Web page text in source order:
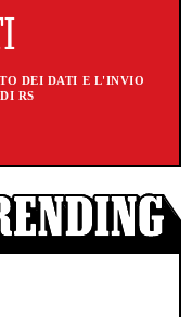
DEI DATI E L'INVIO
RS